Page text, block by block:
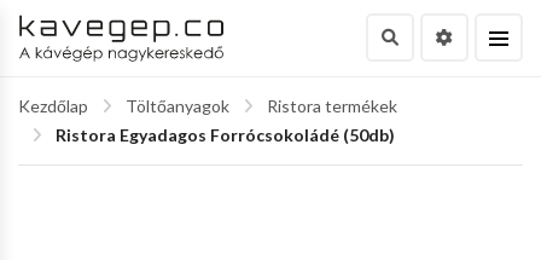
Kezdőlap Töltőanyagok
Ristora termékek
Ristora Egyadagos Forrócsokoládé (50db)